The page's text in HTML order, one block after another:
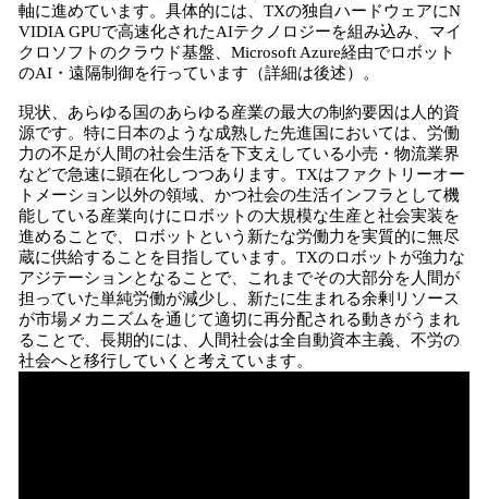
軸に進めています。具体的には、TXの独自ハードウェアにN
VIDIA GPUで高速化されたAIテクノロジーを組み込み、マイ
クロソフトのクラウド基盤、Microsoft Azure経由でロボット
のAI・遠隔制御を行っています（詳細は後述）。
現状、あらゆる国のあらゆる産業の最大の制約要因は人的資
源です。特に日本のような成熟した先進国においては、労働
力の不足が人間の社会生活を下支えしている小売・物流業界
などで急速に顕在化しつつあります。TXはファクトリーオー
トメーション以外の領域、かつ社会の生活インフラとして機
能している産業向けにロボットの大規模な生産と社会実装を
進めることで、ロボットという新たな労働力を実質的に無尽
蔵に供給することを目指しています。TXのロボットが強力な
アジテーションとなることで、これまでその大部分を人間が
担っていた単純労働が減少し、新たに生まれる余剰リソース
が市場メカニズムを通じて適切に再分配される動きがうまれ
ることで、長期的には、人間社会は全自動資本主義、不労の
社会へと移行していくと考えています。